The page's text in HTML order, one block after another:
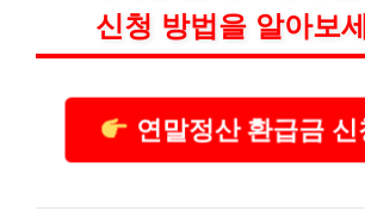
신청 방법을 알아보
연말정산 환급금 신